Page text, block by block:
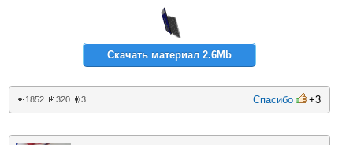
Скачать материал 2.6Mb
1852 320 3 Спасибо +3